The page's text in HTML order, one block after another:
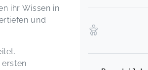
ihr Wissen in
und